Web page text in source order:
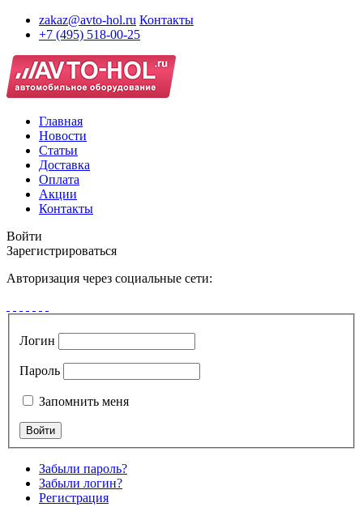
zakaz@avto-hol.ru Контакты
+7 (495) 518-00-25
Главная
Новости
Статьи
Доставка
Оплата
Акции
Контакты
Войти
Зарегистрироваться
Авторизация через социальные сети:
Логин
Пароль
Запомнить меня
Забыли пароль?
Забыли логин?
Регистрация